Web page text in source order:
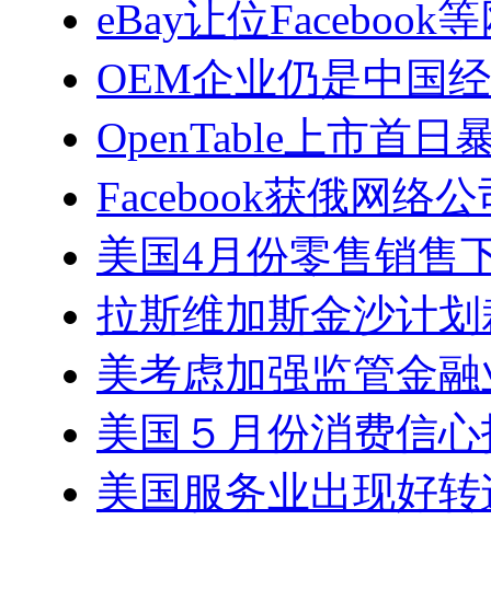
eBay让位Facebook
OEM企业仍是中国
OpenTable上市首日
Facebook获俄网络
美国4月份零售销售
拉斯维加斯金沙计划
美考虑加强监管金
美国５月份消费信
美国服务业出现好